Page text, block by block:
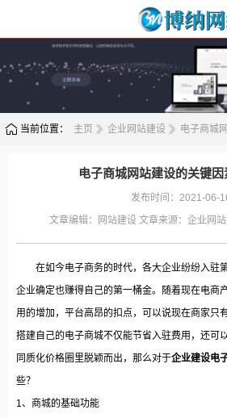
当前位置： 主页 企业网站建设 电子商城
电子商城网站建设的关键因
发布时间：2021-06-
文章编辑：
网站建设文章来源： 企业网
在如今电子商务的时代，各大企业纷纷入驻
企业确定也赚得自己的第一桶金。随着现在电商
用的增加，平台高昂的扣点，可以说现在商家只
搭建自己的电子商城不仅能节省入驻费用，还可
同质化价格圈里脱颖而出，那么对于企业建设电
些？
1、商城的基础功能